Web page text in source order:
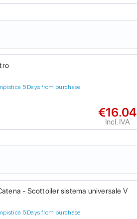
5 Days from purchase
€16.04
Incl. IVA
- Scottoiler sistema universale V
5 Days from purchase